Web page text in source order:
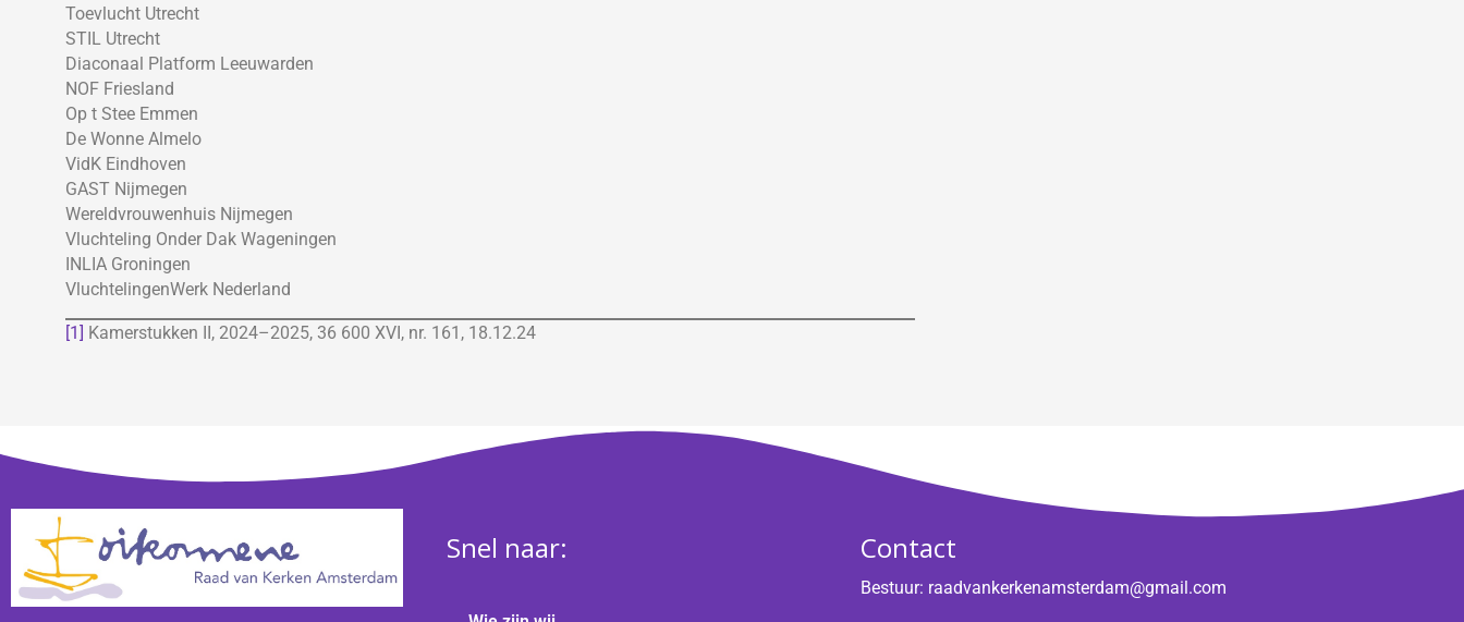
Toevlucht Utrecht
STIL Utrecht
Diaconaal Platform Leeuwarden
NOF Friesland
Op t Stee Emmen
De Wonne Almelo
VidK Eindhoven
GAST Nijmegen
Wereldvrouwenhuis Nijmegen
Vluchteling Onder Dak Wageningen
INLIA Groningen
VluchtelingenWerk Nederland
[1] Kamerstukken II, 2024–2025, 36 600 XVI, nr. 161, 18.12.24
Snel naar: Contact
Bestuur: raadvankerkenamsterdam@gmail.com